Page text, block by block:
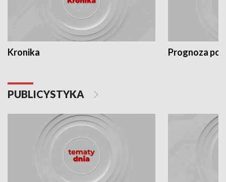
Kronika Prognoza
PUBLICYSTYKA